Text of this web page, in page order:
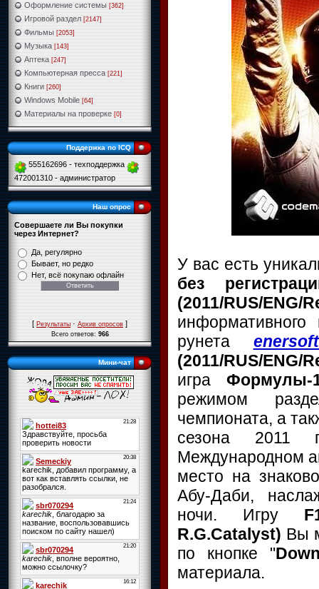
Оформление системы [362]
Игровой раздел [2147]
Фильмы [2053]
Музыка [143]
Аптека [247]
Компьютерная пресса [221]
Книги [260]
Windows Mobile [64]
Материалы на проверке [0]
Поддержка по ICQ
555162696 - техподдержка
472001310 - администратор
Наш опрос
Совершаете ли Вы покупки
через Интернет?
Да, регулярно
Бывает, но редко
Нет, всё покупаю офлайн
[Результаты·Архив опросов]
Всего ответов:966
Мини-чат
У вас есть
без
(2011/RUS/
рунета
(2011/RUS/
играФормулы-
режимом
чемпионата, а
сезона 2011
Международном
место на
Абу-Даби,
ночи.
Игру
R.G.Catalyst) Вы
по кнопке "
материала.